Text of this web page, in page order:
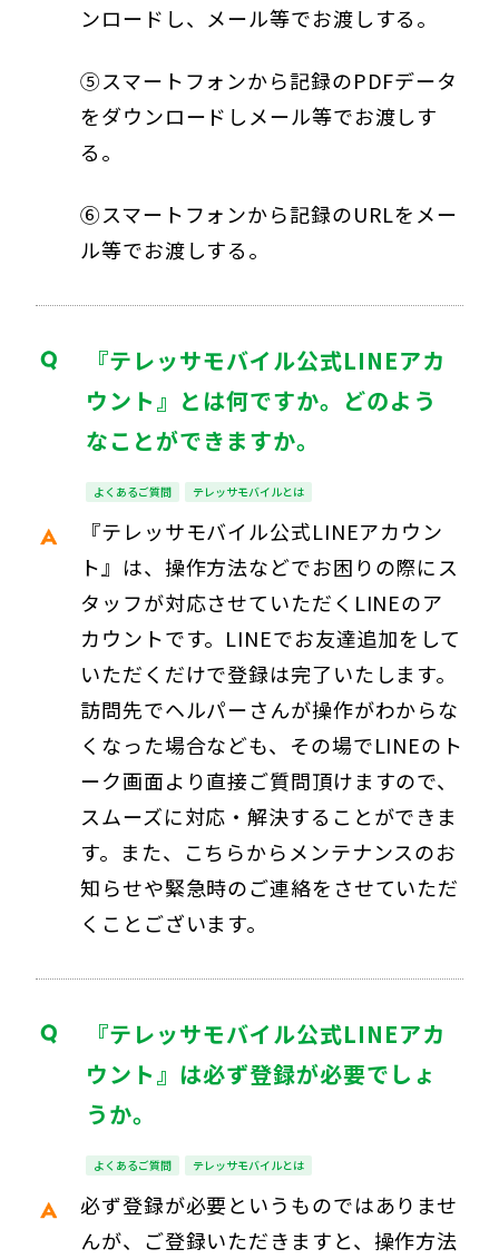
ンロードし、メール等でお渡しする。
⑤スマートフォンから記録のPDFデータ
をダウンロードしメール等でお渡しす
る。
⑥スマートフォンから記録のURLをメー
ル等でお渡しする。
『テレッサモバイル公式LINEアカ
ウント』とは何ですか。どのよう
なことができますか。
よくあるご質問 テレッサモバイルとは
『テレッサモバイル公式LINEアカウン
ト』は、操作方法などでお困りの際にス
タッフが対応させていただくLINEのア
カウントです。LINEでお友達追加をして
いただくだけで登録は完了いたします。
訪問先でヘルパーさんが操作がわからな
くなった場合なども、その場でLINEのト
ーク画面より直接ご質問頂けますので、
スムーズに対応・解決することができま
す。また、こちらからメンテナンスのお
知らせや緊急時のご連絡をさせていただ
くことございます。
『テレッサモバイル公式LINEアカ
ウント』は必ず登録が必要でしょ
うか。
よくあるご質問 テレッサモバイルとは
必ず登録が必要というものではありませ
んが、ご登録いただきますと、操作方法